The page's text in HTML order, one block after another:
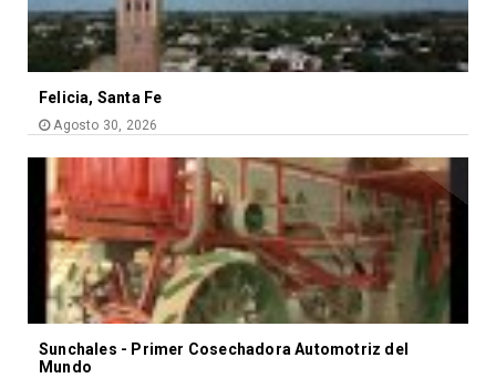
Felicia, Santa Fe
Agosto 30, 2026
Sunchales - Primer Cosechadora Automotriz del
Mundo